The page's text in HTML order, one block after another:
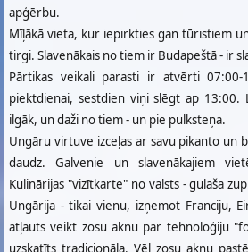
apģērbu.
Mīļākā vieta, kur iepirkties gan tūristiem
tirgi. Slavenākais no tiem ir Budapeštā - ir
Pārtikas veikali parasti ir atvērti
piektdienai, sestdien viņi slēgt ap 13:00.
ilgāk, un daži no tiem - un pie pulksteņa.
Ungāru virtuve izceļas ar savu pikanto un
daudz. Galvenie un slavenākajiem
Kulinārijas "vizītkarte" no valsts - gulaša
Ungārija - tikai vienu, izņemot Franciju,
atļauts veikt zosu aknu par tehnoloģiju
uzskatīts tradicionāla. Vēl zosu aknu